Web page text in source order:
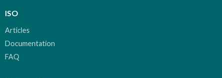
ISO
Articles
Documentation
FAQ